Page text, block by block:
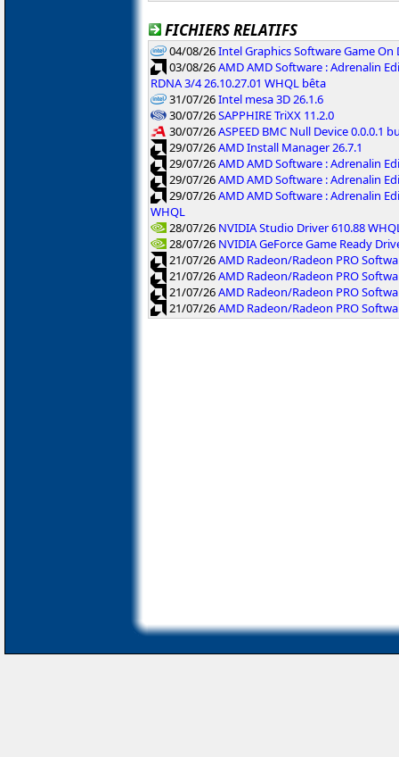
FICHIERS RELATIFS
04/08/26Intel Graphics Software Game On
03/08/26AMD AMD Software : Adrenalin
RDNA 3/4 26.10.27.01 WHQL bêta
31/07/26Intel mesa 3D 26.1.6
30/07/26SAPPHIRE TriXX 11.2.0
30/07/26ASPEED BMC Null Device 0.0.0.1
29/07/26AMD Install Manager 26.7.1
29/07/26AMD AMD Software : Adrenalin
29/07/26AMD AMD Software : Adrenalin
29/07/26AMD AMD Software : Adrenalin
WHQL
28/07/26 NVIDIA Studio Driver 610.88
28/07/26 NVIDIA GeForce Game Ready
21/07/26AMD Radeon/Radeon PRO
21/07/26AMD Radeon/Radeon PRO
21/07/26AMD Radeon/Radeon PRO
21/07/26AMD Radeon/Radeon PRO